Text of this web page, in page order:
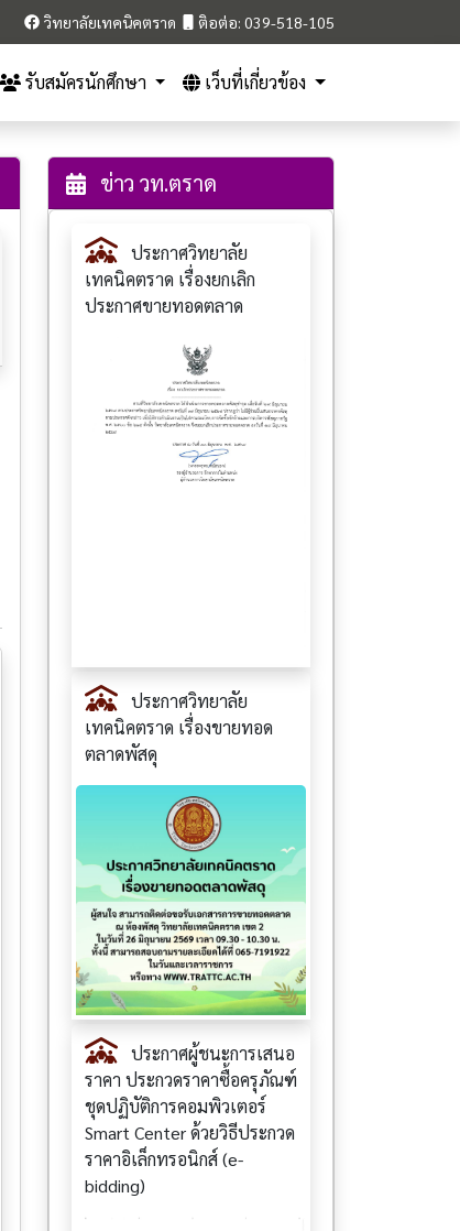
วิทยาลัยเทคนิคตราด ติอต่อ: 039-518-105
รับสมัครนักศึกษา เว็บที่เกี่ยวข้อง
ข่าว วท.ตราด
ประกาศวิทยาลัย
เทคนิคตราด เรื่องยกเลิก
ประกาศขายทอดตลาด
ประกาศวิทยาลัย
เทคนิคตราด เรื่องขายทอด
ตลาดพัสดุ
ประกาศผู้ชนะการเสนอ
ราคา ประกวดราคาซื้อครุภัณฑ์
ชุดปฏิบัติการคอมพิวเตอร์
Smart Center ด้วยวิธีประกวด
ราคาอิเล็กทรอนิกส์ (e-
bidding)